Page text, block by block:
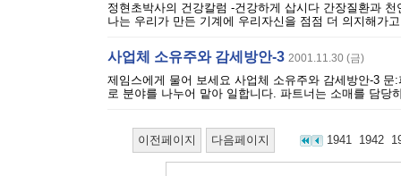
정현초박사의 건강칼럼 -건강하게 삽시다 간장질환과
나는 우리가 만든 기계에 우리자신을 점점 더 의지해가
사업체 소유주와 감세방안-3 2001.11.30 (금)
제임스에게 물어 보세요 사업체 소유주와 감세방안-3
로 분야를 나누어 맡아 일합니다. 파트너는 소매를 담당
이전페이지 다음페이지 1941 1942